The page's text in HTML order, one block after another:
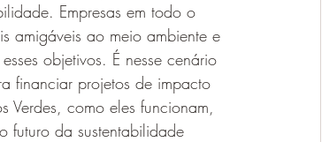
Empresas em todo o
amigáveis ao meio ambiente e
objetivos. É nesse cenário
financiar projetos de impacto
Verdes, como eles funcionam,
futuro da sustentabilidade